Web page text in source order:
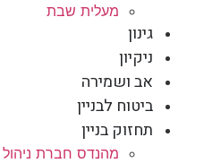
מעלית שבת
גינון
ניקיון
אב ושמירה
ביטוח לבניין
תחזוק בניין
מהנדס חברת ניהול